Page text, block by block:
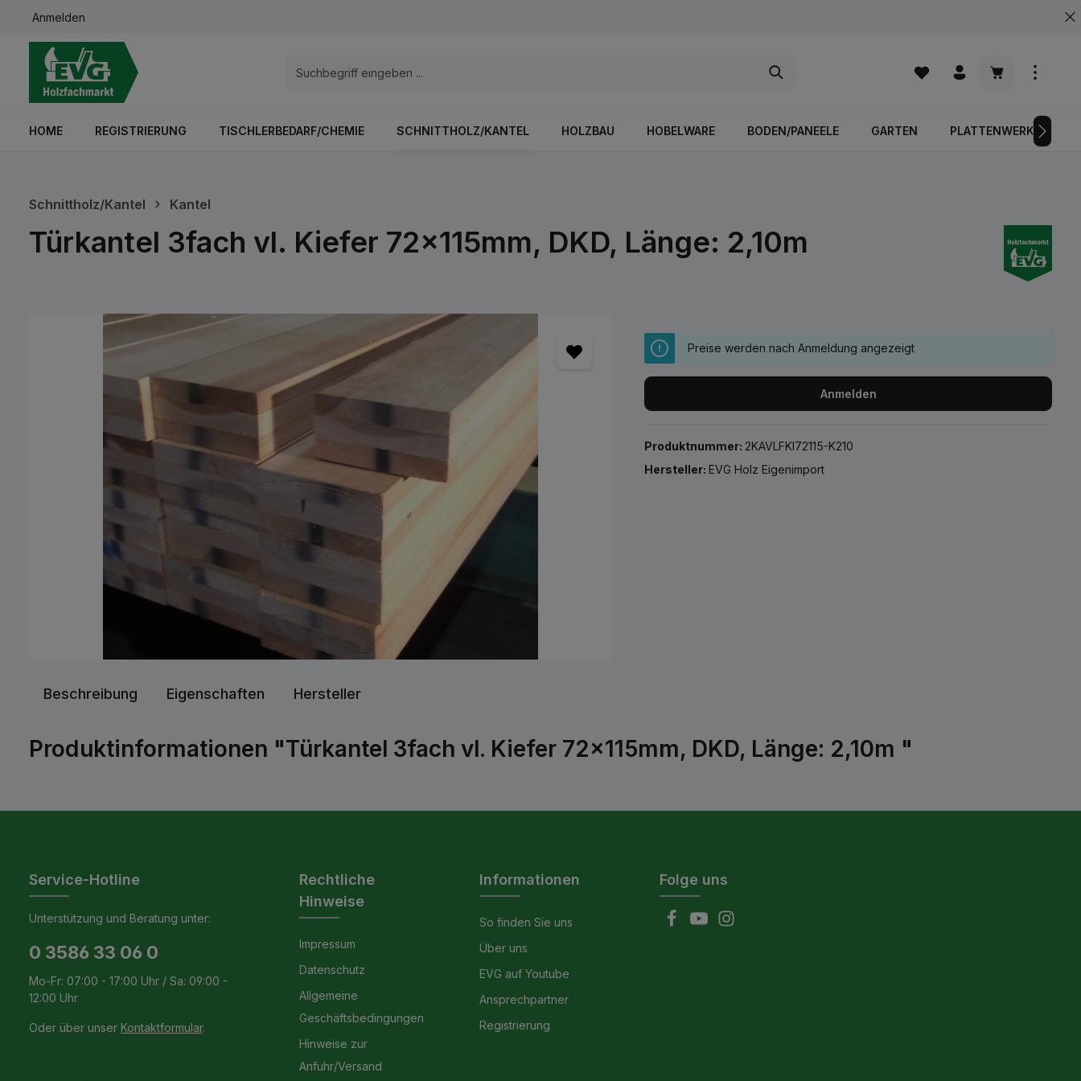
Zur Hauptnavigation springen
Anmelden
Warenkorb
HOME REGISTRIERUNG TISCHLERBEDARF/CHEMIE SCHNITTHOLZ/KANTEL HOLZBAU HOBELWARE BODEN/PANEELE GARTEN PLATTENWERKSTOFFE
Schnittholz/Kantel Kantel
Türkantel 3fach vl. Kiefer 72x115mm, DKD, Länge: 2,10m
Bildergalerie überspringen
Preise werden nach Anmeldung angezeigt
Anmelden
Produktnummer: 2KAVLFKI72115-K210
Hersteller:EVG Holz Eigenimport
Beschreibung Eigenschaften Hersteller
Produktinformationen "Türkantel 3fach vl. Kiefer 72x115mm, DKD, Länge: 2,10m "
Service-Hotline
Unterstützung und Beratung unter:
0 3586 33 06 0
Mo-Fr: 07:00 - 17:00 Uhr / Sa: 09:00 -
12:00 Uhr
Oder über unser Kontaktformular.
Rechtliche
Hinweise
Impressum
Datenschutz
Allgemeine
Geschäftsbedingungen
Hinweise zur
Anfuhr/Versand
Informationen
So finden Sie uns
Über uns
EVG auf Youtube
Ansprechpartner
Registrierung
Folge uns